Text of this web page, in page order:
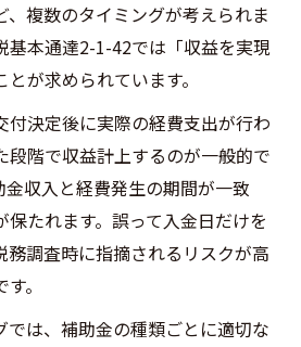
、複数のタイミングが考えられま
基本通達2-1-42では「収益を実現
が求められています。
付決定後に実際の経費支出が行わ
段階で収益計上するのが一般的で
金収入と経費発生の期間が一致
保たれます。誤って入金日だけを
務調査時に指摘されるリスクが高
。
では、補助金の種類ごとに適切な